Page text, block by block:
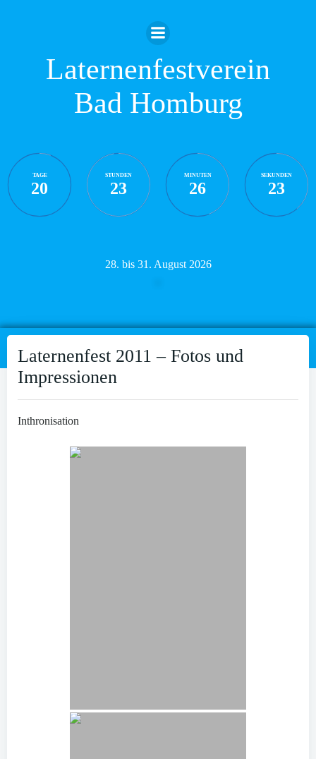
Inhalt
springen
Laternenfestverein
Bad Homburg
TAGE
20
STUNDEN
23
MINUTEN
26
SEKUNDEN
22
28. bis 31. August 2026
Laternenfest 2011 – Fotos und
Impressionen
Inthronisation